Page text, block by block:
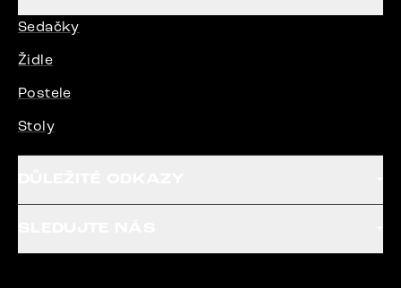
Sedačky
Židle
Postele
Stoly